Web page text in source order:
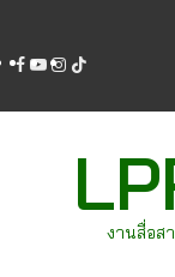
content
facebook
youtube
instagram
tiktok
งานสื่อส